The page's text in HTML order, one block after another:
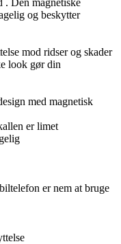
og beskytter
mod ridser og skader
look gør din
med magnetisk
er limet
er nem at bruge